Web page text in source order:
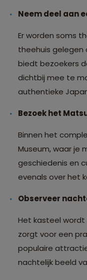
Neem deel aan
Er worden soms
theehuis gelegen
biedt bezoekers
dichtbij mee te
authentieke
Bezoek het
Binnen het
Museum, waar je
geschiedenis en
evenals over het
Observeer
Het kasteel wordt
zorgt voor een
populaire
nachtelijk beeld